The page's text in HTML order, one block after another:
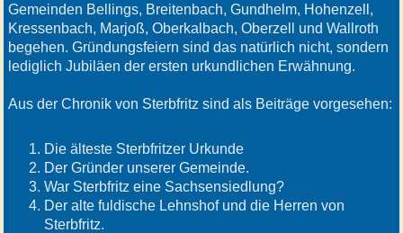
Gemeinden Bellings, Breitenbach, Gundhelm, Hohenzell,
Kressenbach, Marjoß, Oberkalbach, Oberzell und Wallroth
begehen. Gründungsfeiern sind das natürlich nicht, sondern
lediglich Jubiläen der ersten urkundlichen Erwähnung.
Aus der Chronik von Sterbfritz sind als Beiträge vorgesehen:
Die älteste Sterbfritzer Urkunde
Der Gründer unserer Gemeinde.
War Sterbfritz eine Sachsensiedlung?
Der alte fuldische Lehnshof und die Herren von
Sterbfritz.